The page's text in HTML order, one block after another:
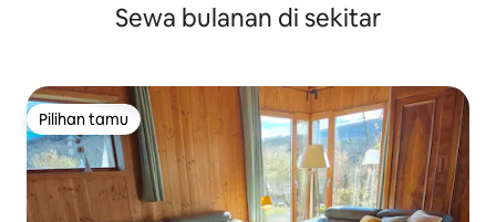
Sewa bulanan di sekitar
Pilihan tamu
Pilihan tamu